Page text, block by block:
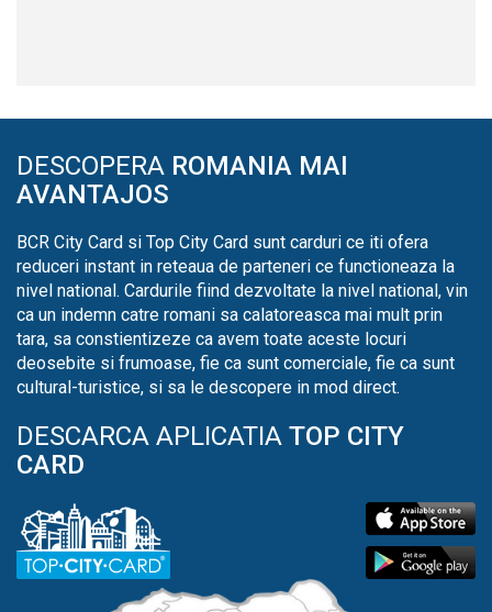
DESCOPERA ROMANIA MAI
AVANTAJOS
BCR City Card si Top City Card sunt carduri ce iti ofera
reduceri instant in reteaua de parteneri ce functioneaza la
nivel national. Cardurile fiind dezvoltate la nivel national, vin
ca un indemn catre romani sa calatoreasca mai mult prin
tara, sa constientizeze ca avem toate aceste locuri
deosebite si frumoase, fie ca sunt comerciale, fie ca sunt
cultural-turistice, si sa le descopere in mod direct.
DESCARCA APLICATIA TOP CITY
CARD